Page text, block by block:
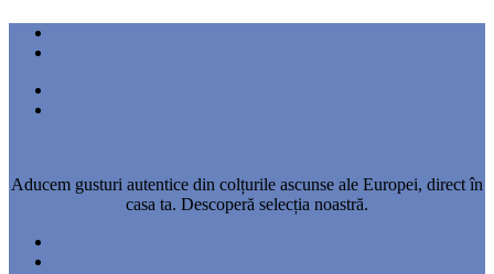
Aducem gusturi autentice din colțurile ascunse ale Europei, direct în
casa ta. Descoperă selecția noastră.